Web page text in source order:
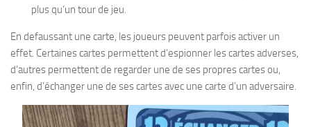
plus qu’un tour de jeu.
En defaussant une carte, les joueurs peuvent parfois activer un
effet. Certaines cartes permettent d’espionner les cartes adverses,
d’autres permettent de regarder une de ses propres cartes ou,
enfin, d’échanger une de ses cartes avec une carte d’un adversaire.